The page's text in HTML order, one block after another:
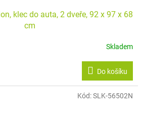
klec do auta, 2 dveře, 92 x 97 x 68
cm
Skladem
Do košíku
Kód:SLK-56502N